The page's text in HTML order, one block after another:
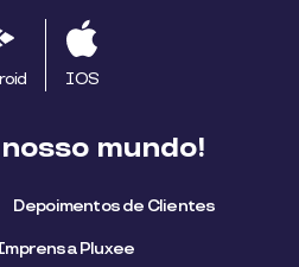
IOS
mundo!
Depoimentos de Clientes
Pluxee